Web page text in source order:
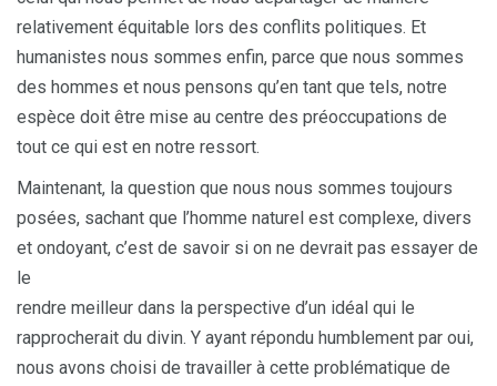
relativement équitable lors des conflits politiques. Et
humanistes nous sommes enfin, parce que nous sommes
des hommes et nous pensons qu’en tant que tels, notre
espèce doit être mise au centre des préoccupations de
tout ce qui est en notre ressort.
Maintenant, la question que nous nous sommes toujours
posées, sachant que l’homme naturel est complexe, divers
et ondoyant, c’est de savoir si on ne devrait pas essayer de
le
rendre meilleur dans la perspective d’un idéal qui le
rapprocherait du divin. Y ayant répondu humblement par oui,
nous avons choisi de travailler à cette problématique de